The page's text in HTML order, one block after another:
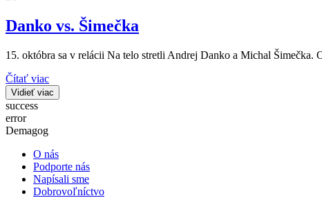
Danko vs. Šimečka
15. októbra sa v relácii Na telo stretli Andrej Danko a Michal
Čítať viac
Vidieť viac
success
error
Demagog
O nás
Podporte nás
Napísali sme
Dobrovoľníctvo